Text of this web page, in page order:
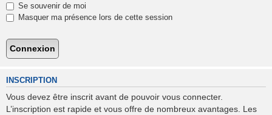
Se souvenir de moi
Masquer ma présence lors de cette session
INSCRIPTION
Vous devez être inscrit avant de pouvoir vous connecter.
L’inscription est rapide et vous offre de nombreux avantages. Les